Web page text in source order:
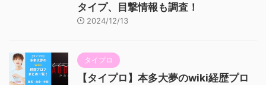
タイプ、目撃情報も調査！
2024/12/13
タイプロ
【タイプロ】本多大夢のwiki経歴プロ